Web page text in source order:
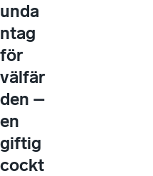
unda
ntag
för
välfär
den –
en
giftig
cockt